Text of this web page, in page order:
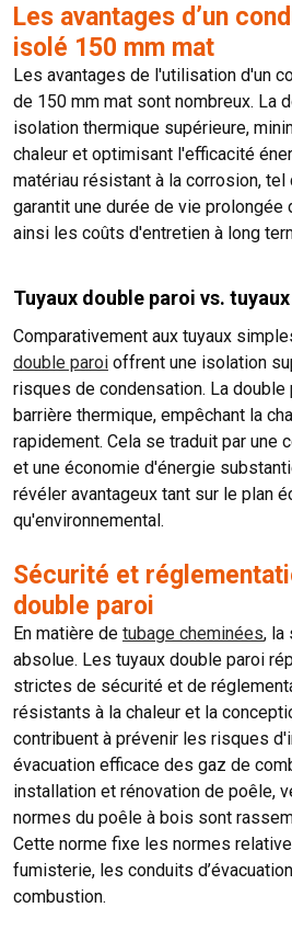
Les avantages d’un
isolé 150 mm mat
Les avantages de l'utilisation d'un
de 150 mm mat sont nombreux. La
isolation thermique supérieure,
chaleur et optimisant l'efficacité
matériau résistant à la corrosion, tel
garantit une durée de vie prolongée
ainsi les coûts d'entretien à long
Tuyaux double paroi vs.
Comparativement aux tuyaux
double paroi offrent une isolation
risques de condensation. La double
barrière thermique, empêchant la
rapidement. Cela se traduit par une
et une économie d'énergie
révéler avantageux tant sur le plan
qu'environnemental.
Sécurité et
double paroi
En matière de tubage cheminées, la
absolue. Les tuyaux double paroi
strictes de sécurité et de
résistants à la chaleur et la
contribuent à prévenir les risques
évacuation efficace des gaz de
installation et rénovation de poêle,
normes du poêle à bois sont
Cette norme fixe les normes
fumisterie, les conduits
combustion.